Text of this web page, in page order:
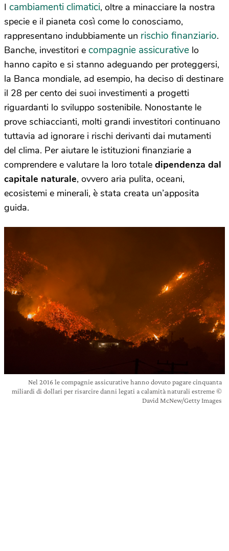
I cambiamenti climatici, oltre a minacciare la nostra
specie e il pianeta così come lo conosciamo,
rappresentano indubbiamente un rischio finanziario.
Banche, investitori e compagnie assicurative lo
hanno capito e si stanno adeguando per proteggersi,
la Banca mondiale, ad esempio, ha deciso di destinare
il 28 per cento dei suoi investimenti a progetti
riguardanti lo sviluppo sostenibile. Nonostante le
prove schiaccianti, molti grandi investitori continuano
tuttavia ad ignorare i rischi derivanti dai mutamenti
del clima. Per aiutare le istituzioni finanziarie a
comprendere e valutare la loro totale dipendenza dal
capitale naturale, ovvero aria pulita, oceani,
ecosistemi e minerali, è stata creata un’apposita
guida.
Nel 2016 le compagnie assicurative hanno dovuto pagare cinquanta
miliardi di dollari per risarcire danni legati a calamità naturali estreme ©
David McNew/Getty Images